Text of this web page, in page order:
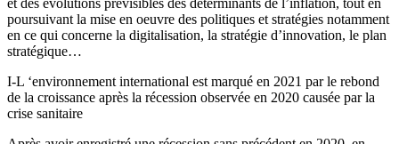
poursuivant la mise en oeuvre des politiques et stratégies notamment
en ce qui concerne la digitalisation, la stratégie d’innovation, le plan
stratégique…
I-L ‘environnement international est marqué en 2021 par le rebond
de la croissance après la récession observée en 2020 causée par la
crise sanitaire